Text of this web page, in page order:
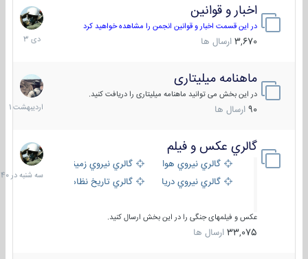
اخبار و قوانین
در این قسمت اخبار و قوانین انجمن را مشاهده خواهید کرد
3,670 ارسال ها
22
دی
1403
ماهنامه میلیتاری
در این بخش می توانید ماهنامه میلیتاری را دریافت کنید.
90 ارسال ها
30
1401
گالري عكس و فيلم
گالري نيروي هوايي
گالري نيروي زميني
گالري نيروي دريايي
گالري تاریخ نظامی
عکس و فیلمهای جنگی را در این بخش ارسال کنید.
33,075 ارسال ها
سه
شنبه
در